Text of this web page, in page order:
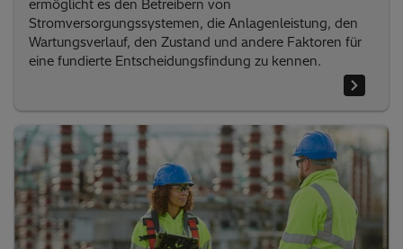
ermöglicht es den Betreibern von
Stromversorgungssystemen, die Anlagenleistung, den
Wartungsverlauf, den Zustand und andere Faktoren für
eine fundierte Entscheidungsfindung zu kennen.